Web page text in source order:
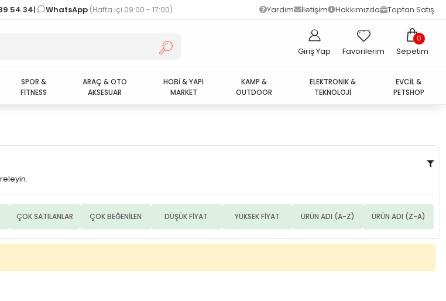
54 34| WhatsApp (Hafta içi 09:00 - 17:00) Yardım İletişim Hakkımızda Toptan Satış
Giriş Yap Favorilerim
0
Sepetim
SPOR &
FİTNESS
ARAÇ & OTO
AKSESUAR
HOBİ & YAPI
MARKET
KAMP &
OUTDOOR
ELEKTRONİK &
TEKNOLOJİ
EVCİL &
PETSHOP
ÇOK SATILANLAR ÇOK BEĞENİLEN DÜŞÜK FİYAT YÜKSEK FİYAT ÜRÜN ADI (A-Z) ÜRÜN ADI (Z-A)